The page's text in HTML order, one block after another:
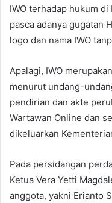
IWO terhadap hukum
pasca adanya gugatan
logo dan nama IWO
Apalagi, IWO
menurut undang-
pendirian dan akte
Wartawan Online dan
dikeluarkan
Pada persidangan
Ketua Vera Yetti
anggota, yakni Erianto